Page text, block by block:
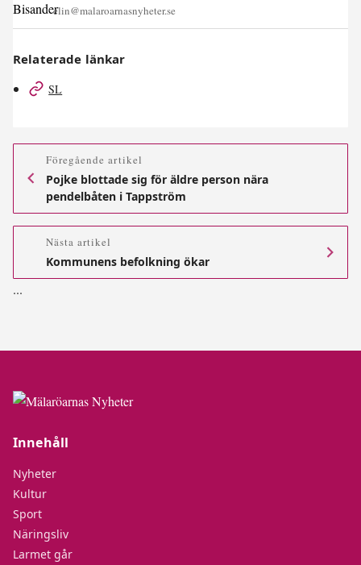
elin@malaroarnasnyheter.se
Relaterade länkar
SL
Föregående artikel
Pojke blottade sig för äldre person nära
pendelbåten i Tappström
Nästa artikel
Kommunens befolkning ökar
...
Innehåll
Nyheter
Kultur
Sport
Näringsliv
Larmet går